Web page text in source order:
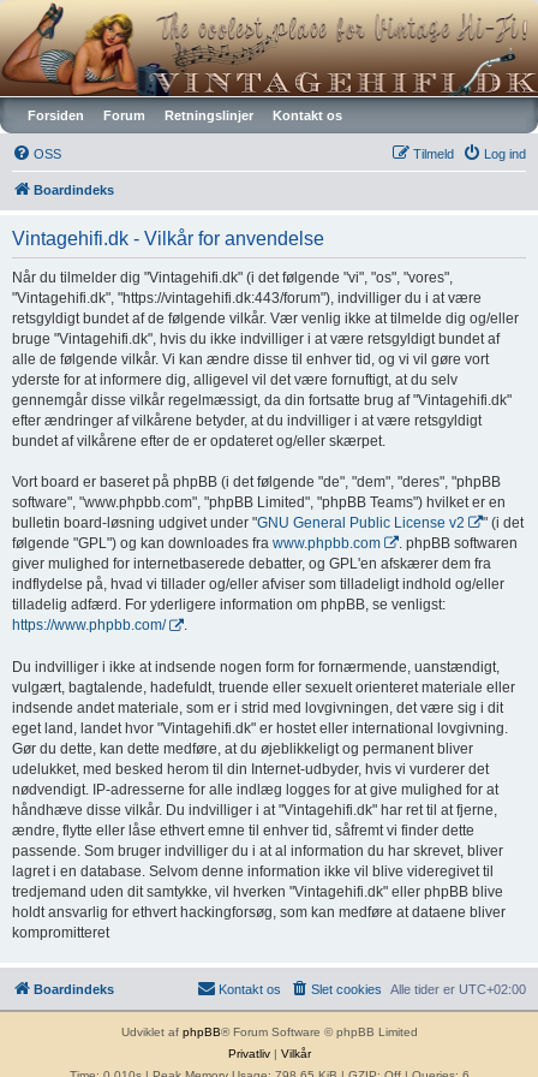
Vintagehifi.dk
Forsiden Forum Retningslinjer Kontakt os
OSS Log ind
Tilmeld
Boardindeks
Vintagehifi.dk - Vilkår for anvendelse
Når du tilmelder dig "Vintagehifi.dk" (i det følgende "vi", "os", "vores",
"Vintagehifi.dk", "https://vintagehifi.dk:443/forum"), indvilliger du i at være
retsgyldigt bundet af de følgende vilkår. Vær venlig ikke at tilmelde dig og/eller
bruge "Vintagehifi.dk", hvis du ikke indvilliger i at være retsgyldigt bundet af
alle de følgende vilkår. Vi kan ændre disse til enhver tid, og vi vil gøre vort
yderste for at informere dig, alligevel vil det være fornuftigt, at du selv
gennemgår disse vilkår regelmæssigt, da din fortsatte brug af "Vintagehifi.dk"
efter ændringer af vilkårene betyder, at du indvilliger i at være retsgyldigt
bundet af vilkårene efter de er opdateret og/eller skærpet.
Vort board er baseret på phpBB (i det følgende "de", "dem", "deres", "phpBB
software", "www.phpbb.com", "phpBB Limited", "phpBB Teams") hvilket er en
bulletin board-løsning udgivet under "GNU General Public License v2
" (i det
følgende "GPL") og kan downloades fra www.phpbb.com
. phpBB softwaren
giver mulighed for internetbaserede debatter, og GPL'en afskærer dem fra
indflydelse på, hvad vi tillader og/eller afviser som tilladeligt indhold og/eller
tilladelig adfærd. For yderligere information om phpBB, se venligst:
https://www.phpbb.com/
.
Du indvilliger i ikke at indsende nogen form for fornærmende, uanstændigt,
vulgært, bagtalende, hadefuldt, truende eller sexuelt orienteret materiale eller
indsende andet materiale, som er i strid med lovgivningen, det være sig i dit
eget land, landet hvor "Vintagehifi.dk" er hostet eller international lovgivning.
Gør du dette, kan dette medføre, at du øjeblikkeligt og permanent bliver
udelukket, med besked herom til din Internet-udbyder, hvis vi vurderer det
nødvendigt. IP-adresserne for alle indlæg logges for at give mulighed for at
håndhæve disse vilkår. Du indvilliger i at "Vintagehifi.dk" har ret til at fjerne,
ændre, flytte eller låse ethvert emne til enhver tid, såfremt vi finder dette
passende. Som bruger indvilliger du i at al information du har skrevet, bliver
lagret i en database. Selvom denne information ikke vil blive videregivet til
tredjemand uden dit samtykke, vil hverken "Vintagehifi.dk" eller phpBB blive
holdt ansvarlig for ethvert hackingforsøg, som kan medføre at dataene bliver
kompromitteret
Boardindeks Alle tider er UTC+02:00
Slet cookies
Kontakt os
Udviklet af phpBB® Forum Software © phpBB Limited
Privatliv| Vilkår